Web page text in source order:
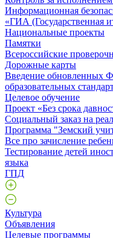
Информационная
«ГИА (Государственная
Национальные проекты
Памятки
Всероссийские
Дорожные карты
Введение обновленных
образовательных
Целевое обучение
Проект «Без срока
Социальный заказ на
Программа "Земский
Все про зачисление
Тестирование детей
языка
ГПД
Культура
Объявления
Целевые программы